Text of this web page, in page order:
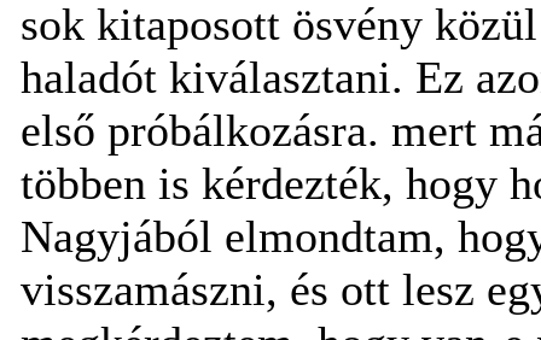
sok kitaposott ösvény
haladót kiválasztani. Ez
első próbálkozásra. mert
többen is kérdezték, hogy
Nagyjából elmondtam,
visszamászni, és ott lesz